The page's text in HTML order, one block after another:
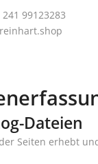
99123283
Dateien
Seiten erhebt